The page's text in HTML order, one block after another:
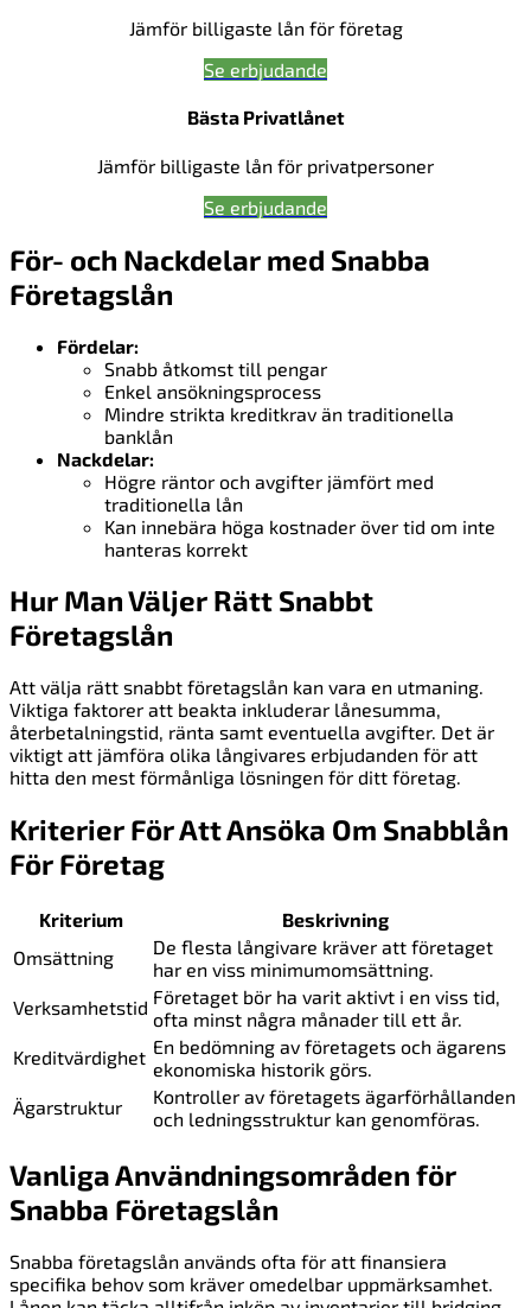
Jämför billigaste lån för företag
Se erbjudande
Bästa Privatlånet
Jämför billigaste lån för privatpersoner
Se erbjudande
För- och Nackdelar med Snabba
Företagslån
Fördelar:
Snabb åtkomst till pengar
Enkel ansökningsprocess
Mindre strikta kreditkrav än traditionella
banklån
Nackdelar:
Högre räntor och avgifter jämfört med
traditionella lån
Kan innebära höga kostnader över tid om inte
hanteras korrekt
Hur Man Väljer Rätt Snabbt
Företagslån
Att välja rätt snabbt företagslån kan vara en utmaning.
Viktiga faktorer att beakta inkluderar lånesumma,
återbetalningstid, ränta samt eventuella avgifter. Det är
viktigt att jämföra olika långivares erbjudanden för att
hitta den mest förmånliga lösningen för ditt företag.
Kriterier För Att Ansöka Om Snabblån
För Företag
Kriterium
Beskrivning
Omsättning
De flesta långivare kräver att företaget
har en viss minimumomsättning.
Verksamhetstid Företaget bör ha varit aktivt i en viss tid,
ofta minst några månader till ett år.
Kreditvärdighet En bedömning av företagets och ägarens
ekonomiska historik görs.
Ägarstruktur
Kontroller av företagets ägarförhållanden
och ledningsstruktur kan genomföras.
Vanliga Användningsområden för
Snabba Företagslån
Snabba företagslån används ofta för att finansiera
specifika behov som kräver omedelbar uppmärksamhet.